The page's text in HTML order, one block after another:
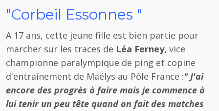
"Corbeil Essonnes "
A 17 ans, cette jeune fille est bien partie pour
marcher sur les traces de Léa Ferney, vice
championne paralympique de ping et copine
d'entraînement de Maëlys au Pôle France :" J'ai
encore des progrès à faire mais je commence à
lui tenir un peu tête quand on fait des matches